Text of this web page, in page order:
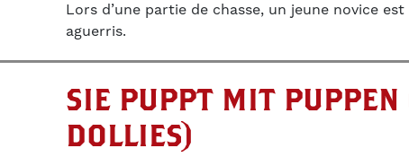
Lors d’une partie de chasse, un jeune novice
aguerris.
SIE PUPPT MIT PUPPEN
DOLLIES)